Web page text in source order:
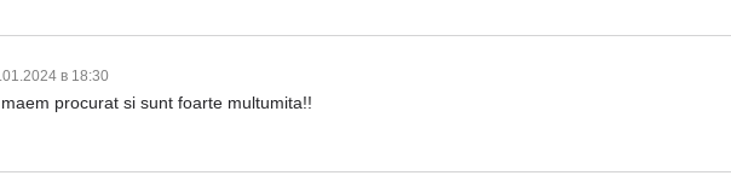
в 18:30
procurat si sunt foarte multumita!!